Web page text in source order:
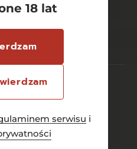
18 lat
serwisu i